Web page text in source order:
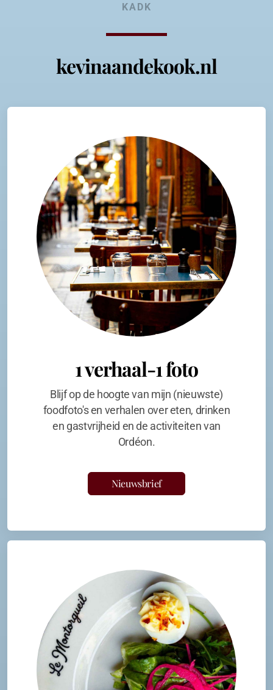
KADK
kevinaandekook.nl
1 verhaal-1 foto
Blijf op de hoogte van mijn (nieuwste)
foodfoto's en verhalen over eten, drinken
en gastvrijheid en de activiteiten van
Ordéon.
Nieuwsbrief